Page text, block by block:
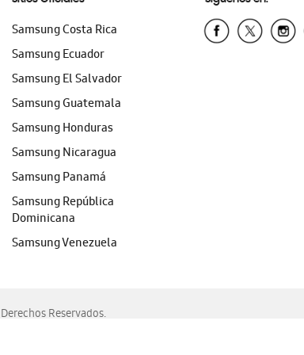
Samsung Costa Rica
Samsung Ecuador
Samsung El Salvador
Samsung Guatemala
Samsung Honduras
Samsung Nicaragua
Samsung Panamá
Samsung República
Dominicana
Samsung Venezuela
Reservados.